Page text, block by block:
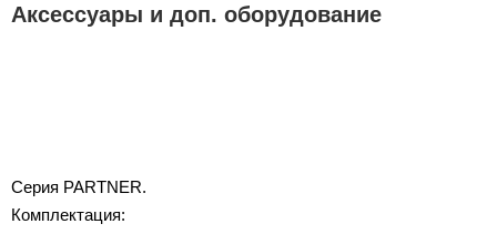
Аксессуары и доп. оборудование
Серия PARTNER.
Комплектация: